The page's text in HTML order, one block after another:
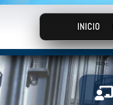
INICIO
